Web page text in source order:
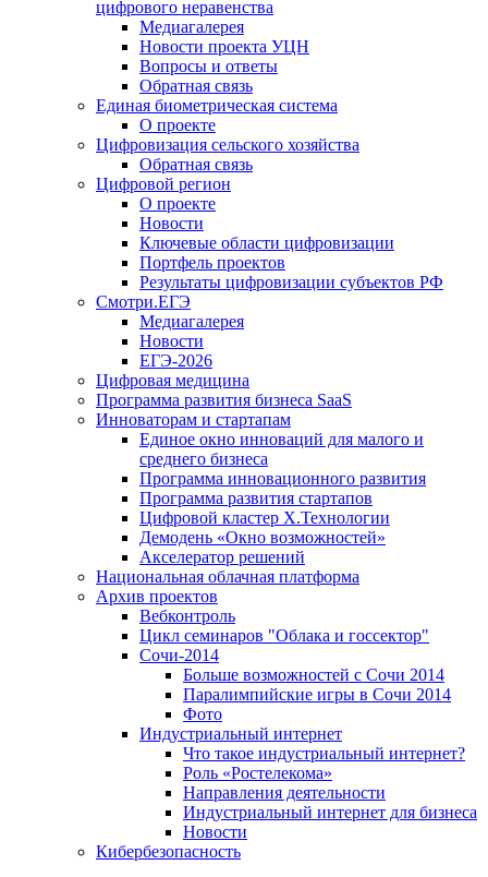
цифрового неравенства
Медиагалерея
Новости проекта УЦН
Вопросы и ответы
Обратная связь
Единая биометрическая система
О проекте
Цифровизация сельского хозяйства
Обратная связь
Цифровой регион
О проекте
Новости
Ключевые области цифровизации
Портфель проектов
Результаты цифровизации субъектов РФ
Смотри.ЕГЭ
Медиагалерея
Новости
ЕГЭ-2026
Цифровая медицина
Программа развития бизнеса SaaS
Инноваторам и стартапам
Единое окно инноваций для малого и
среднего бизнеса
Программа инновационного развития
Программа развития стартапов
Цифровой кластер X.Технологии
Демодень «Окно возможностей»
Акселератор решений
Национальная облачная платформа
Архив проектов
Вебконтроль
Цикл семинаров "Облака и госсектор"
Сочи-2014
Больше возможностей с Сочи 2014
Паралимпийские игры в Сочи 2014
Фото
Индустриальный интернет
Что такое индустриальный интернет?
Роль «Ростелекома»
Направления деятельности
Индустриальный интернет для бизнеса
Новости
Кибербезопасность